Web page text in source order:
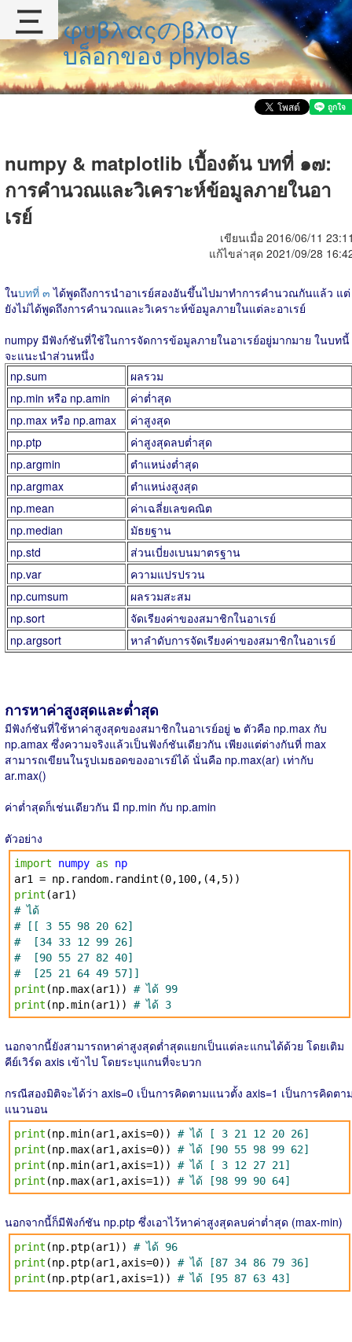
φυβλαςのβλογ
บล็อกของ phyblas
numpy & matplotlib เบื้องต้น บทที่ ๑๗:
การคำนวณและวิเคราะห์ข้อมูลภายในอา
เรย์
เขียนเมื่อ 2016/06/11
แก้ไขล่าสุด 2021/09/28
ในบทที่ ๓ ได้พูดถึงการนำอาเรย์สองอันขึ้นไปมาทำการคำนวณกันแล้ว แต่
ยังไม่ได้พูดถึงการคำนวณและวิเคราะห์ข้อมูลภายในแต่ละอาเรย์
numpy มีฟังก์ชันที่ใช้ในการจัดการข้อมูลภายในอาเรย์อยู่มากมาย ในบทนี้
จะแนะนำส่วนหนึ่ง
np.sum
ผลรวม
np.min หรือ np.amin
ค่าต่ำสุด
np.max หรือ np.amax
ค่าสูงสุด
np.ptp
ค่าสูงสุดลบต่ำสุด
np.argmin
ตำแหน่งต่ำสุด
np.argmax
ตำแหน่งสูงสุด
np.mean
ค่าเฉลี่ยเลขคณิต
np.median
มัธยฐาน
np.std
ส่วนเบี่ยงเบนมาตรฐาน
np.var
ความแปรปรวน
np.cumsum
ผลรวมสะสม
np.sort
จัดเรียงค่าของสมาชิกในอาเรย์
np.argsort
หาลำดับการจัดเรียงค่าของสมาชิกในอาเรย์
การหาค่าสูงสุดและต่ำสุด
มีฟังก์ชันที่ใช้หาค่าสูงสุดของสมาชิกในอาเรย์อยู่ ๒ ตัวคือ np.max กับ
np.amax ซึ่งความจริงแล้วเป็นฟังก์ชันเดียวกัน เพียงแต่ต่างกันที่ max
สามารถเขียนในรูปเมธอดของอาเรย์ได้ นั่นคือ np.max(ar) เท่ากับ
ar.max()
ค่าต่ำสุดก็เช่นเดียวกัน มี np.min กับ np.amin
ตัวอย่าง
import numpy as
np
ar1 = np.random.randint(0,100,(4,5))
print (ar1)
# ได้
# [[ 3 55 98 20 62]
# [34 33 12 99 26]
# [90 55 27 82 40]
# [25 21 64 49 57]]
print (np.max(ar1)) # ได้ 99
print (np.min(ar1)) # ได้ 3
นอกจากนี้ยังสามารถหาค่าสูงสุดต่ำสุดแยกเป็นแต่ละแกนได้ด้วย โดยเติม
คีย์เวิร์ด axis เข้าไป โดยระบุแกนที่จะบวก
กรณีสองมิติจะได้ว่า axis=0 เป็นการคิดตามแนวตั้ง axis=1 เป็นการคิดตา
แนวนอน
print (np.min(ar1,axis=0)) # ได้ [ 3 21 12 20 26]
print (np.max(ar1,axis=0)) # ได้ [90 55 98 99 62]
print (np.min(ar1,axis=1)) # ได้ [ 3 12 27 21]
print (np.max(ar1,axis=1)) # ได้ [98 99 90 64]
นอกจากนี้ก็มีฟังก์ชัน np.ptp ซึ่งเอาไว้หาค่าสูงสุดลบค่าต่ำสุด (max-min)
print (np.ptp(ar1)) # ได้ 96
print (np.ptp(ar1,axis=0)) # ได้ [87 34 86 79 36]
print (np.ptp(ar1,axis=1)) # ได้ [95 87 63 43]
三